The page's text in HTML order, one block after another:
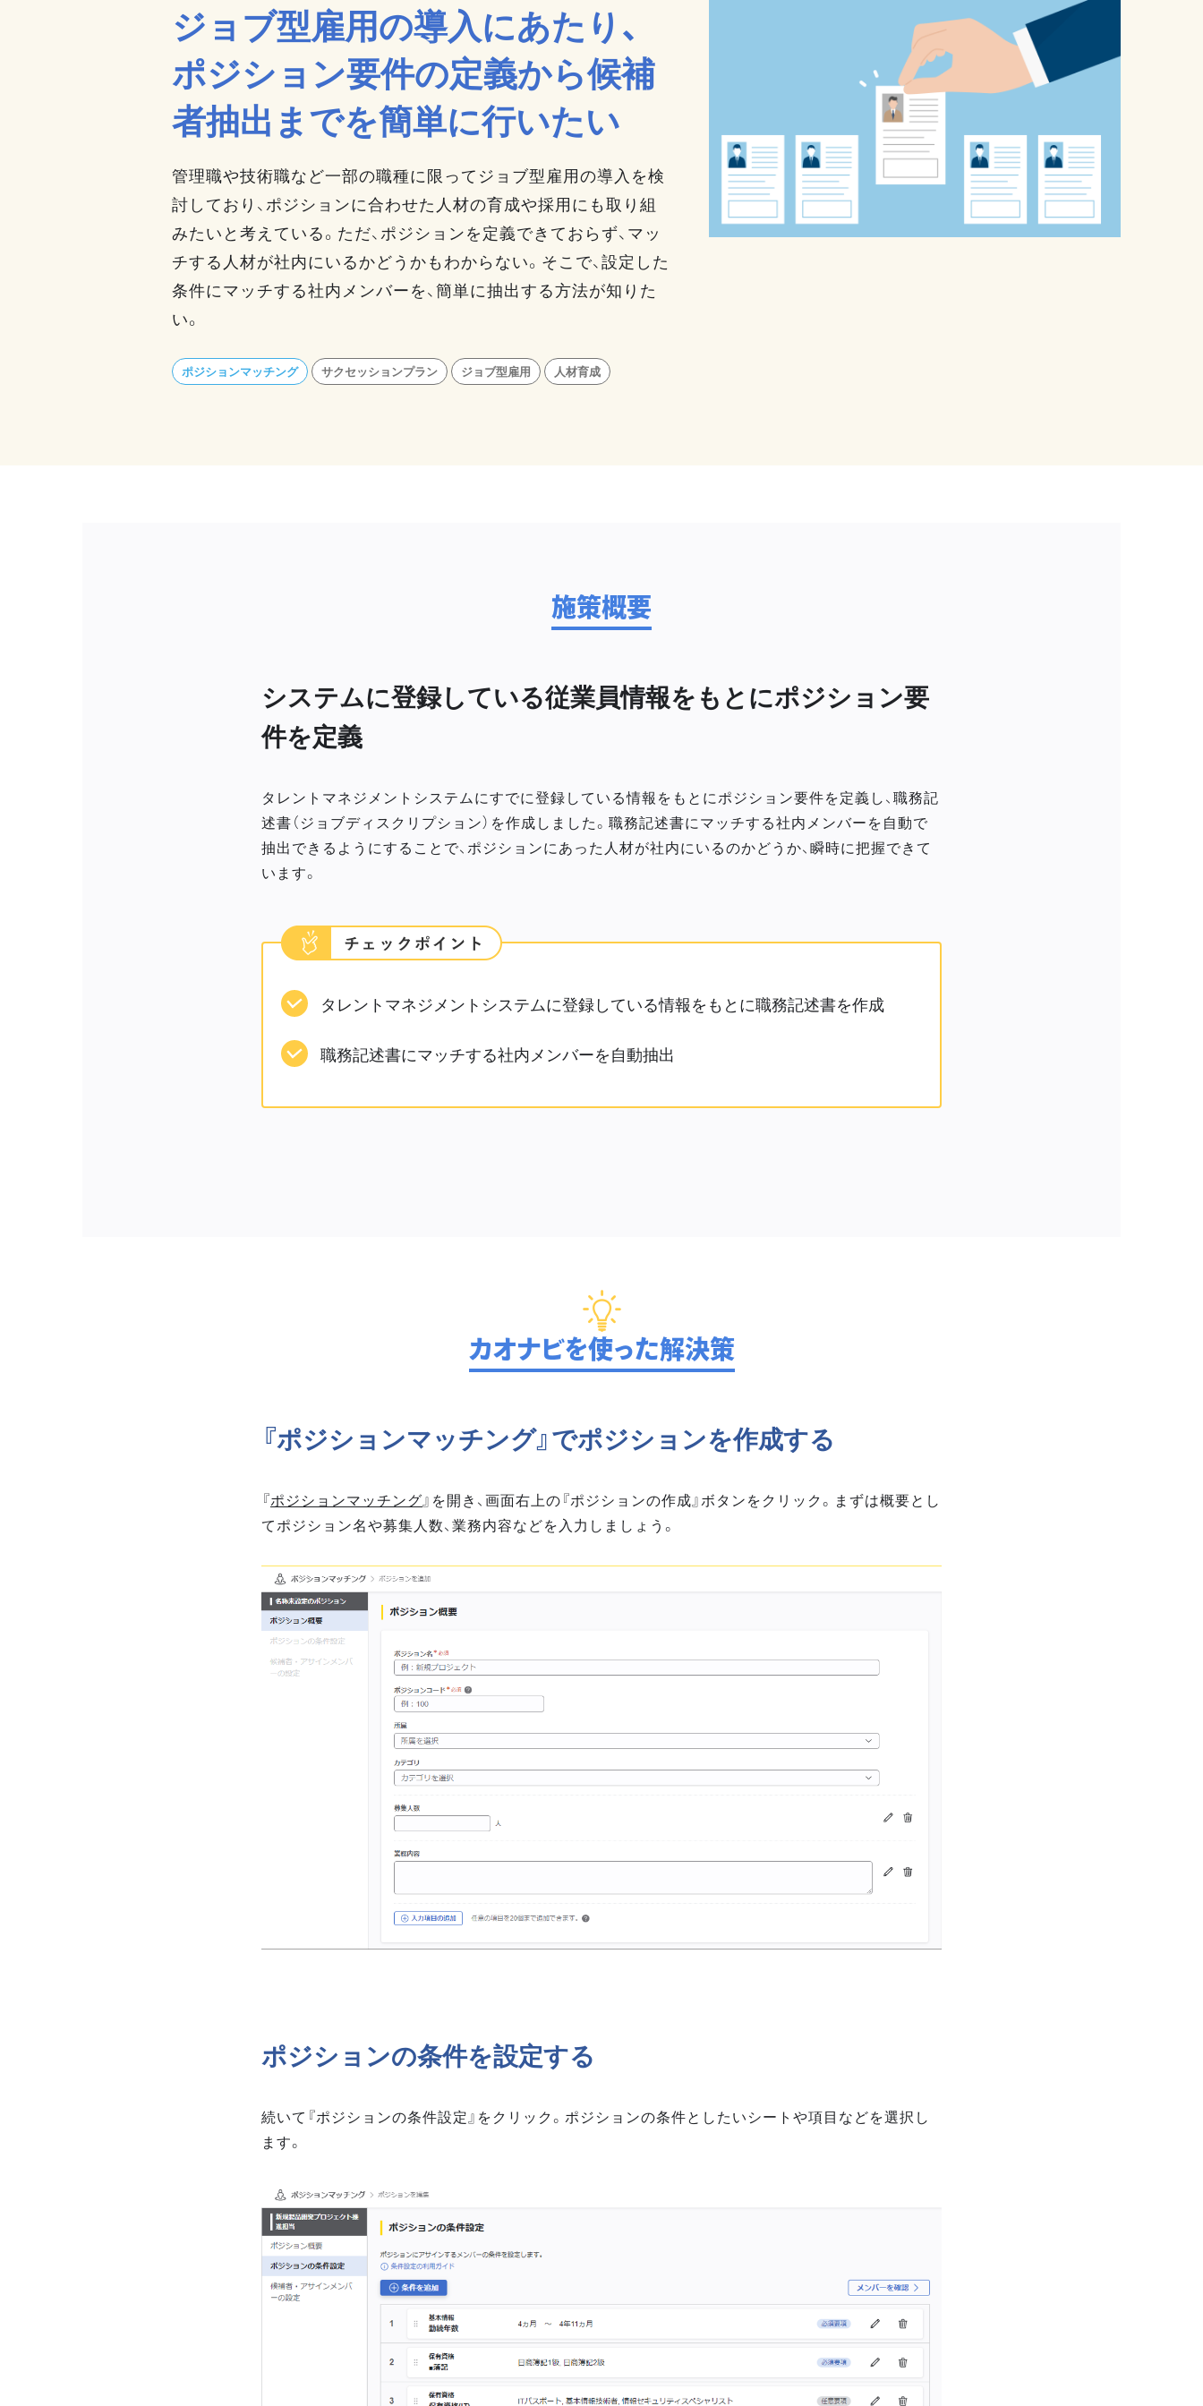
ジョブ型雇用の導入にあたり、
ポジション要件の定義から候補
者抽出までを簡単に行いたい
管理職や技術職など一部の職種に限ってジョブ型雇用の導入を検
討しており、ポジションに合わせた人材の育成や採用にも取り組
みたいと考えている。ただ、ポジションを定義できておらず、マッ
チする人材が社内にいるかどうかもわからない。そこで、設定した
条件にマッチする社内メンバーを、簡単に抽出する方法が知りた
い。
ポジションマッチング サクセッションプラン ジョブ型雇用 人材育成
施策概要
システムに登録している従業員情報をもとにポジション要
件を定義
タレントマネジメントシステムにすでに登録している情報をもとにポジション要件を定義し、職務記
述書（ジョブディスクリプション）を作成しました。職務記述書にマッチする社内メンバーを自動で
抽出できるようにすることで、ポジションにあった人材が社内にいるのかどうか、瞬時に把握できて
います。
タレントマネジメントシステムに登録している情報をもとに職務記述書を作成
職務記述書にマッチする社内メンバーを自動抽出
カオナビを使った解決策
『ポジションマッチング』でポジションを作成する
『ポジションマッチング』を開き、画面右上の『ポジションの作成』ボタンをクリック。まずは概要とし
てポジション名や募集人数、業務内容などを入力しましょう。
ポジションの条件を設定する
続いて『ポジションの条件設定』をクリック。ポジションの条件としたいシートや項目などを選択し
ます。